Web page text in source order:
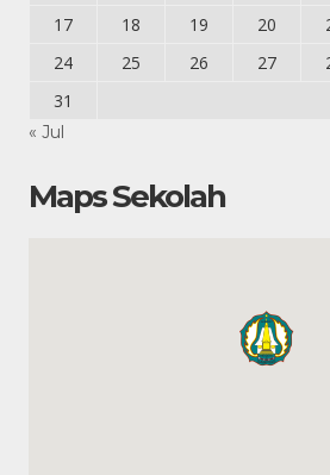
17
18 19 20
24
25 26 27
31
« Jul
Maps Sekolah